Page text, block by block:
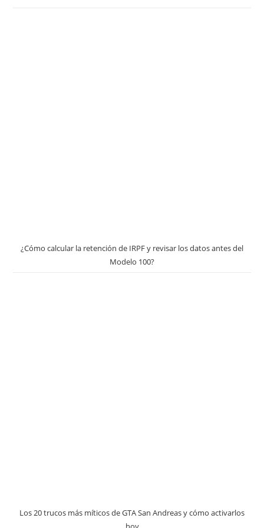
¿Cómo calcular la retención de IRPF y revisar los datos antes del
Modelo 100?
Los 20 trucos más míticos de GTA San Andreas y cómo activarlos